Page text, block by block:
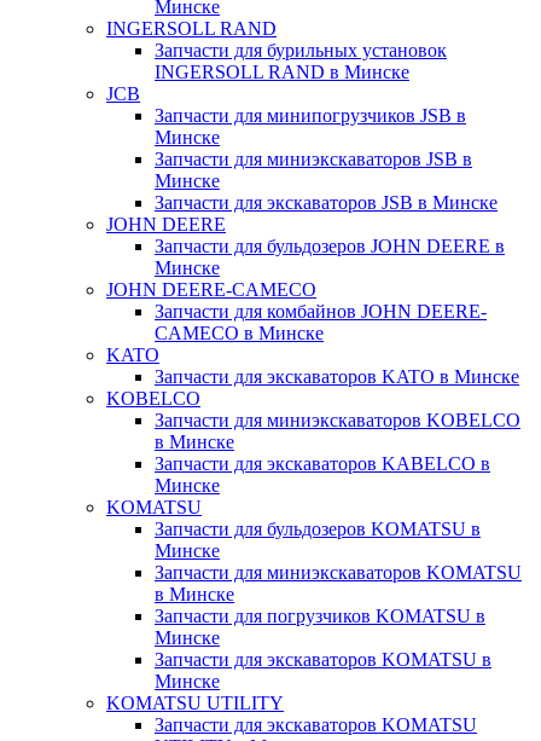
Минске
INGERSOLL RAND
Запчасти для бурильных установок
INGERSOLL RAND в Минске
JCB
Запчасти для минипогрузчиков JSB в
Минске
Запчасти для миниэкскаваторов JSB в
Минске
Запчасти для экскаваторов JSB в Минске
JOHN DEERE
Запчасти для бульдозеров JOHN DEERE в
Минске
JOHN DEERE-CAMECO
Запчасти для комбайнов JOHN DEERE-
CAMECO в Минске
KATO
Запчасти для экскаваторов KATO в Минске
KOBELCO
Запчасти для миниэкскаваторов KOBELCO
в Минске
Запчасти для экскаваторов KABELCO в
Минске
KOMATSU
Запчасти для бульдозеров KOMATSU в
Минске
Запчасти для миниэкскаваторов KOMATSU
в Минске
Запчасти для погрузчиков KOMATSU в
Минске
Запчасти для экскаваторов KOMATSU в
Минске
KOMATSU UTILITY
Запчасти для экскаваторов KOMATSU